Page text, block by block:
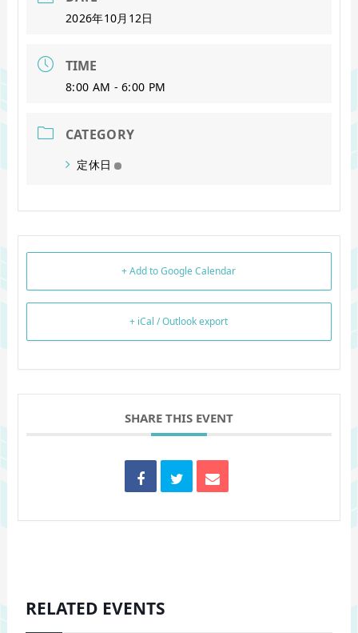
2026年10月12日
TIME
8:00 AM - 6:00 PM
CATEGORY
定休日
+ Add to Google Calendar
+ iCal / Outlook export
SHARE THIS EVENT
RELATED EVENTS